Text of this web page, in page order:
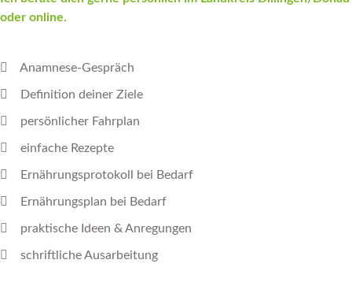
oder online.
Anamnese-Gespräch
Definition deiner Ziele
persönlicher Fahrplan
einfache Rezepte
Ernährungsprotokoll bei Bedarf
Ernährungsplan bei Bedarf
praktische Ideen & Anregungen
schriftliche Ausarbeitung